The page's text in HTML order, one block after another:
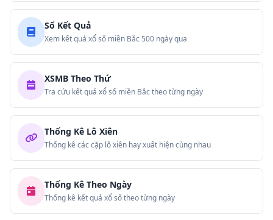
Sổ Kết Quả
Xem kết quả xổ số miền Bắc 500 ngày qua
XSMB Theo Thứ
Tra cứu kết quả xổ số miền Bắc theo từng ngày
Thống Kê Lô Xiên
Thống kê các cặp lô xiên hay xuất hiện cùng nhau
Thống Kê Theo Ngày
Thống kê kết quả xổ số theo từng ngày